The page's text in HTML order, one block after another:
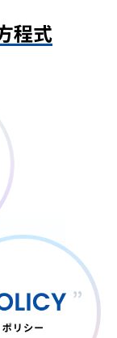
程式